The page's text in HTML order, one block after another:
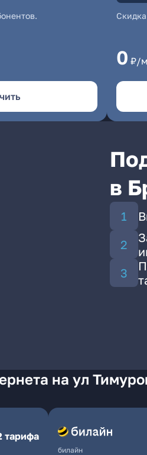
0 ₽/
в
на ул
тарифа
билайн